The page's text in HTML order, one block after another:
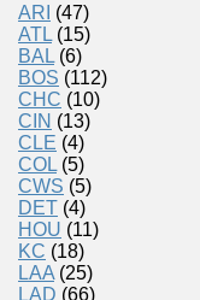
ARI (47)
ATL (15)
BAL (6)
BOS (112)
CHC (10)
CIN (13)
CLE (4)
COL (5)
CWS (5)
DET (4)
HOU (11)
KC (18)
LAA (25)
LAD (66)